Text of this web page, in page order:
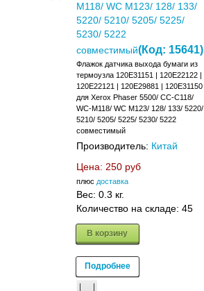
M118/ WC M123/ 128/ 133/
5220/ 5210/ 5205/ 5225/
5230/ 5222
совместимый(Код: 15641)
Флажок датчика выхода бумаги из
термоузла 120E31151 | 120E22122 |
120E22121 | 120E29881 | 120E31150
для Xerox Phaser 5500/ CC-C118/
WC-M118/ WC M123/ 128/ 133/ 5220/
5210/ 5205/ 5225/ 5230/ 5222
совместимый
Производитель: Китай
Цена: 250 руб
плюс доставка
Вес: 0.3 кг.
Количество на складе: 45
В корзину
Подробнее